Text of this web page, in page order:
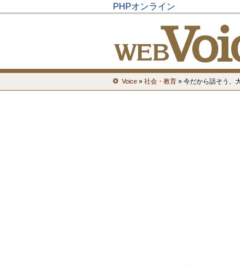
PHPオンライン
Voice » 社会・教育 » 今だから話そう、